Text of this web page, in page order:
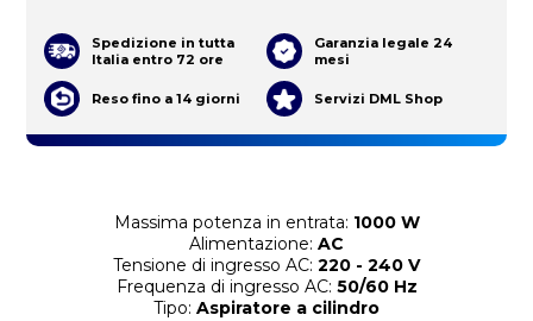
Massima potenza in entrata: 1000 W
Alimentazione: AC
Tensione di ingresso AC: 220 - 240 V
Frequenza di ingresso AC: 50/60 Hz
Tipo: Aspiratore a cilindro
Spedizione in tutta
Italia entro 72 ore
Garanzia legale 24
mesi
Reso fino a 14 giorni Servizi DML Shop